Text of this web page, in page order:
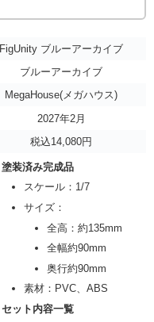
FigUnity ブルーアーカイブ
ブルーアーカイブ
MegaHouse(メガハウス)
2027年2月
税込14,080円
塗装済み完成品
スケール：1/7
サイズ：
全高：約135mm
全幅約90mm
奥行約90mm
素材：PVC、ABS
セット内容一覧